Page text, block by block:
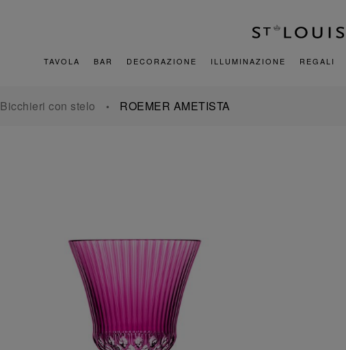
TAVOLA BAR DECORAZIONE ILLUMINAZIONE REGALI
Bicchieri con stelo ROEMER AMETISTA